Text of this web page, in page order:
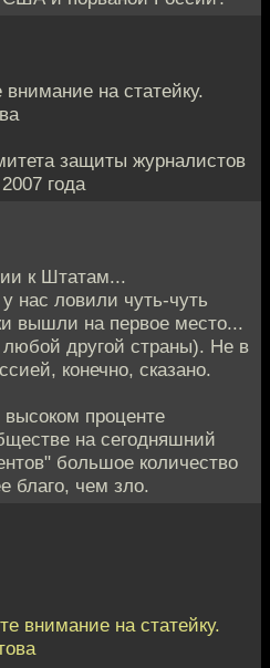
на статейку.
защиты журналистов
года
к Штатам...
нас ловили чуть-чуть
вышли на первое место...
любой другой страны). Не в
конечно, сказано.
проценте
на сегодняшний
большое количество
благо, чем зло.
внимание на статейку.